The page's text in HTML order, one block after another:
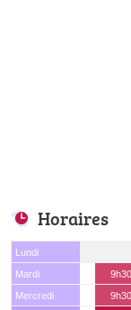
Horaires
Lundi
Mardi
Mercredi